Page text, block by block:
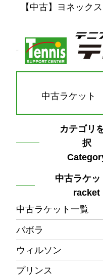
【中古】ヨネック
中古ラケット
カテゴリ
択
中古ラケ
racket
中古ラケット一覧
バボラ
ウィルソン
プリンス